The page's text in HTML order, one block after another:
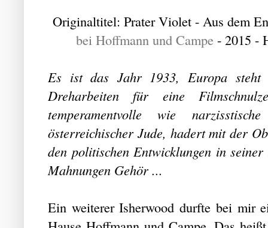
Originaltitel: Prater Violet - Aus dem
bei Hoffmann und Campe - 2015 -
Es ist das Jahr 1933, Europa
Dreharbeiten für eine
temperamentvolle wie
österreichischer Jude, hadert mit der
den politischen Entwicklungen in
Mahnungen Gehör ...
Ein weiterer Isherwood durfte bei mir